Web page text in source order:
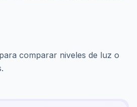
comparar niveles de luz o